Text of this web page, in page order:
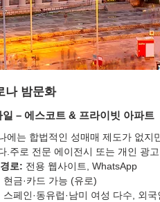
나 밤문화
일 – 에스코트 & 프라이빗 아파트
에는 합법적인 성매매 제도가 없지
.주로 전문 에이전시 또는 개인 광
로: 전용 웹사이트, WhatsApp
현금·카드 가능 (유로)
스페인·동유럽·남미 여성 다수, 외